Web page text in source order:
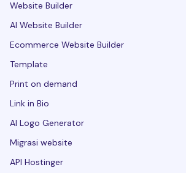
Website Builder
AI Website Builder
Ecommerce Website Builder
Template
Print on demand
Link in Bio
AI Logo Generator
Migrasi website
API Hostinger